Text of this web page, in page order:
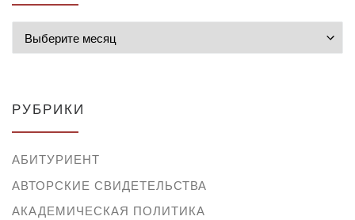
РУБРИКИ
АБИТУРИЕНТ
АВТОРСКИЕ СВИДЕТЕЛЬСТВА
АКАДЕМИЧЕСКАЯ ПОЛИТИКА